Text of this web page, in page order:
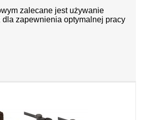
zalecane jest używanie
dla zapewnienia optymalnej pracy